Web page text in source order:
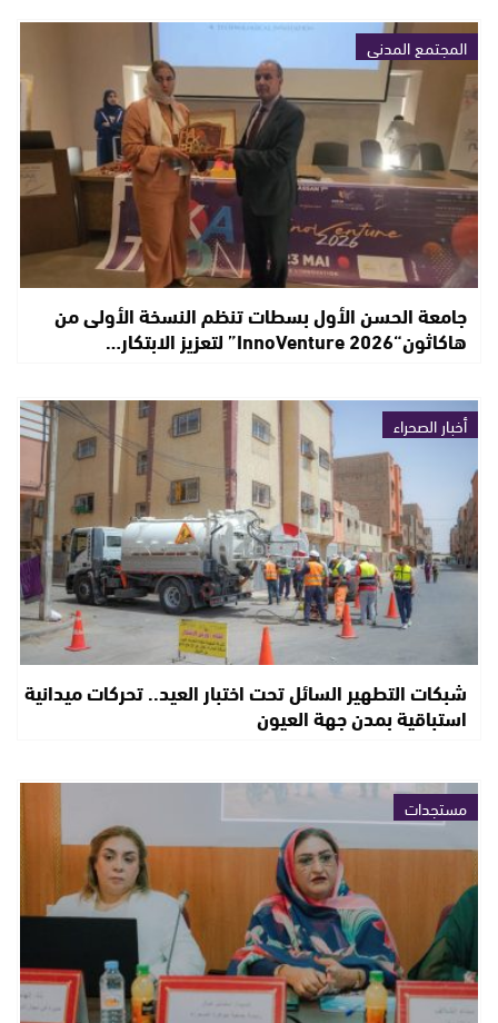
المجتمع المدني
جامعة الحسن الأول بسطات تنظم النسخة الأولى من
هاكاثون“InnoVenture 2026” لتعزيز الابتكار…
أخبار الصحراء
شبكات التطهير السائل تحت اختبار العيد.. تحركات ميدانية
استباقية بمدن جهة العيون
مستجدات